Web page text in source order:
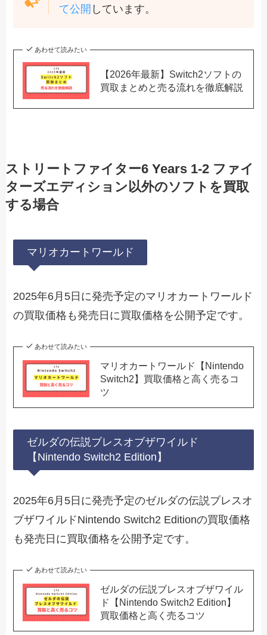
て公開 しています。
あわせて読みたい
【2026年最新】Switch2ソフトの
買取まとめと売る流れを徹底解説
ストリートファイター6 Years 1-2 ファイ
ターズエディション以外のソフトを買取
する場合
マリオカートワールド
2025年6月5日に発売予定のマリオカートワールド
の買取価格も発売日に買取価格を公開予定です。
あわせて読みたい
マリオカートワールド【Nintendo
Switch2】買取価格と高く売るコ
ツ
ゼルダの伝説ブレスオブザワイルド
【Nintendo Switch2 Edition】
2025年6月5日に発売予定のゼルダの伝説ブレスオ
ブザワイルドNintendo Switch2 Editionの買取価格
も発売日に買取価格を公開予定です。
あわせて読みたい
ゼルダの伝説ブレスオブザワイル
ド【Nintendo Switch2 Edition】
買取価格と高く売るコツ